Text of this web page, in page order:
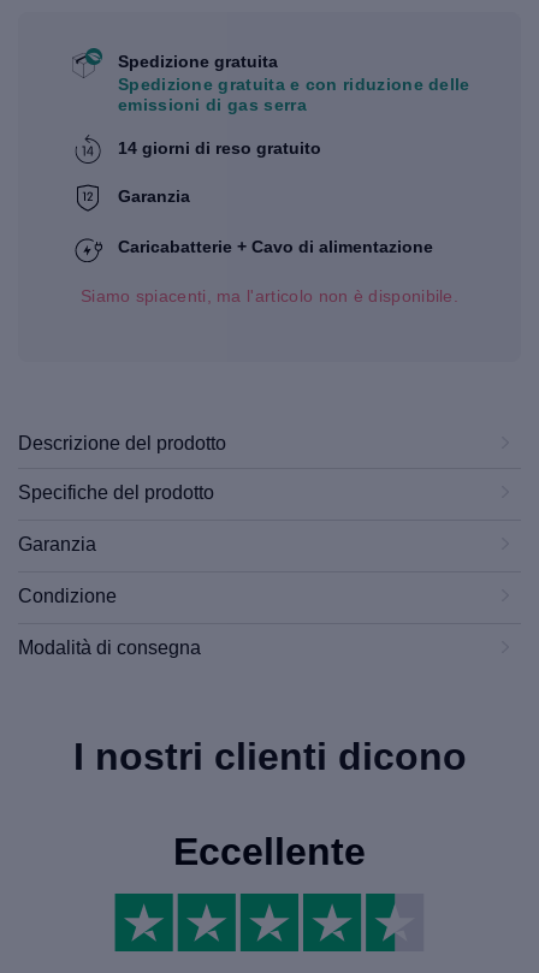
Spedizione gratuita
Spedizione gratuita e con riduzione delle
emissioni di gas serra
14 giorni di reso gratuito
Garanzia
Caricabatterie + Cavo di alimentazione
Siamo spiacenti, ma l'articolo non è disponibile.
Descrizione del prodotto
Specifiche del prodotto
Garanzia
Condizione
Modalità di consegna
I nostri clienti dicono
Eccellente